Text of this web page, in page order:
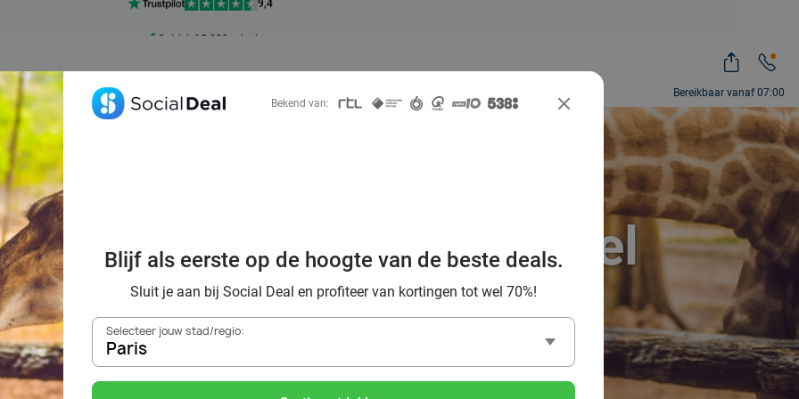
Bereikbaar vanaf 07:00
voordeelshop: ah, zoveel
mooie deals!
Bekend van:
Blijf als eerste op de hoogte van de beste deals.
Sluit je aan bij Social Deal en profiteer van kortingen tot wel 70%!
Selecteer jouw stad/regio:
Paris